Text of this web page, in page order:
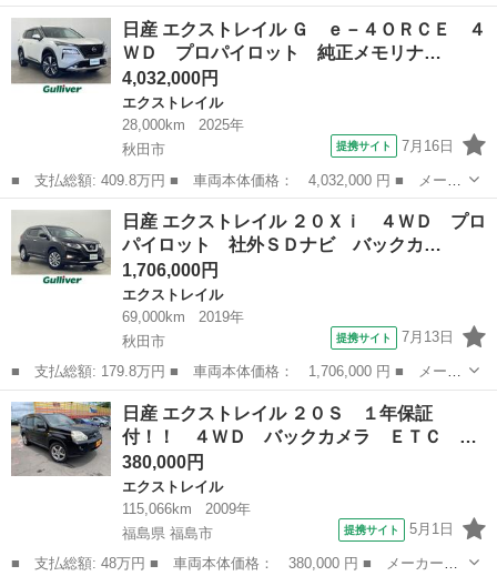
名： 日産 ■ 車種名： エクストレイル ■ グレード名： ２０
Ｘ エマージェンシーブレーキパッケージ ２列車 ４ＷＤ 寒冷地
仕様 純正ナ...
秋田 秋田市 エクストレイル
日産 エクストレイル Ｇ ｅ－４ＯＲＣＥ ４
ＷＤ プロパイロット 純正メモリナ…
4,032,000円
エクストレイル
28,000km
2025年
秋田市
提携サイト 7月16日
■ 支払総額: 409.8万円 ■ 車両本体価格： 4,032,000 円 ■ メーカ
ー名： 日産 ■ 車種名： エクストレイル ■ グレード名： Ｇ
ｅ－４ＯＲＣＥ ４ＷＤ プロパイロット 純正メモリナビ アラウ
ンドビュ...
秋田 秋田市 エクストレイル
日産 エクストレイル ２０Ｘｉ ４ＷＤ プロ
パイロット 社外ＳＤナビ バックカ…
1,706,000円
エクストレイル
69,000km
2019年
秋田市
提携サイト 7月13日
■ 支払総額: 179.8万円 ■ 車両本体価格： 1,706,000 円 ■ メーカ
ー名： 日産 ■ 車種名： エクストレイル ■ グレード名： ２０
Ｘｉ ４ＷＤ プロパイロット 社外ＳＤナビ バックカメラ サイ
ドカメラ...
秋田 秋田市 エクストレイル
日産 エクストレイル ２０Ｓ １年保証
付！！ ４ＷＤ バックカメラ ＥＴＣ
サ…
380,000円
エクストレイル
115,066km
2009年
福島県 福島市
提携サイト 5月1日
■ 支払総額: 48万円 ■ 車両本体価格： 380,000 円 ■ メーカー